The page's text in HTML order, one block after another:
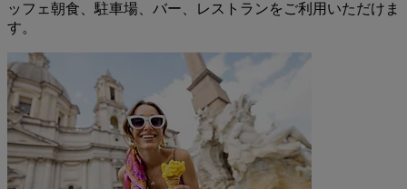
ッフェ朝食、駐車場、バー、レストランをご利用いただけま
す。